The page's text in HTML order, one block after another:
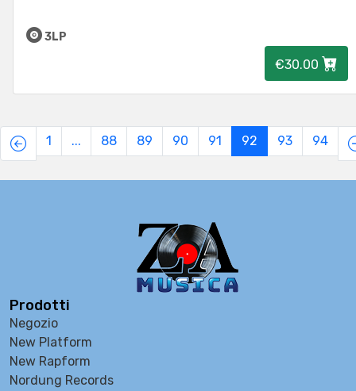
3LP
€30.00
1 ... 88 89 90 91 92 93 94
Prodotti
Negozio
New Platform
New Rapform
Nordung Records